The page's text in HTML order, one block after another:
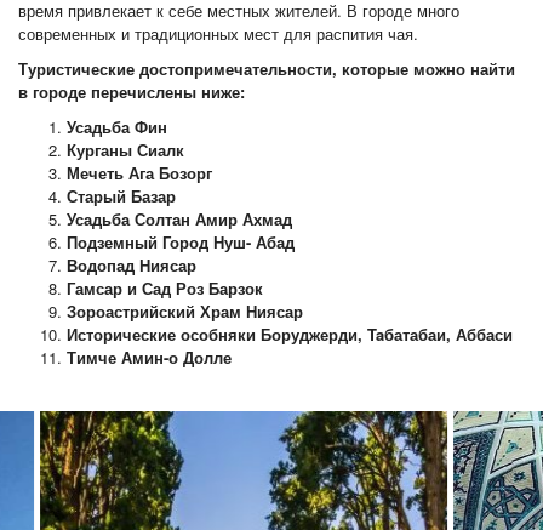
время привлекает к себе местных жителей. В городе много
современных и традиционных мест для распития чая.
Туристические достопримечательности, которые можно найти
в городе перечислены ниже:
Усадьба Фин
Курганы Сиалк
Мечеть Ага Бозорг
Старый Базар
Усадьба Солтан Амир Ахмад
Подземный Город Нуш- Абад
Водопад Ниясар
Гамсар и Сад Роз Барзок
Зороастрийский Храм Ниясар
Исторические особняки Боруджерди, Taбатабаи, Аббаси
Тимче Амин-о Долле